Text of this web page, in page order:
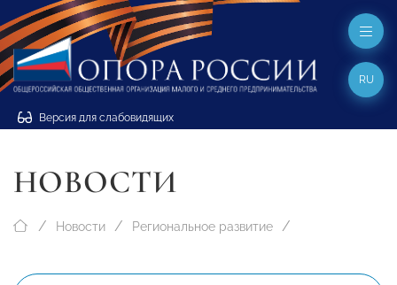
Версия для слабовидящих
RU
НОВОСТИ
Новости Региональное развитие